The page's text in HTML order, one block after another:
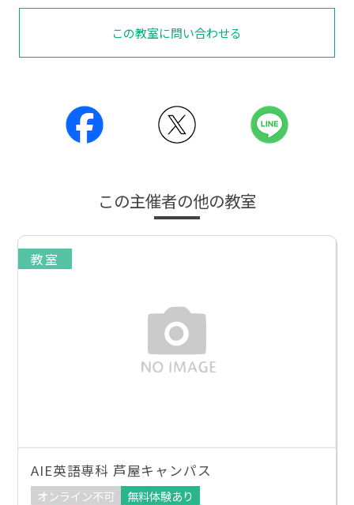
この教室に問い合わせる
この主催者の他の教室
教室
AIE英語専科 芦屋キャンパス
オンライン不可
無料体験あり